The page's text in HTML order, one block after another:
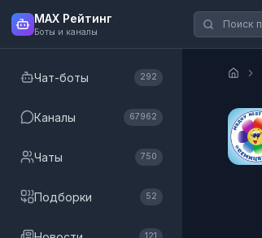
MAX Рейтинг
Боты и каналы
Чат-боты 292
Каналы 67962
Чаты 750
Подборки 52